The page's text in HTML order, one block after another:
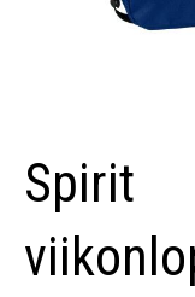
Spirit